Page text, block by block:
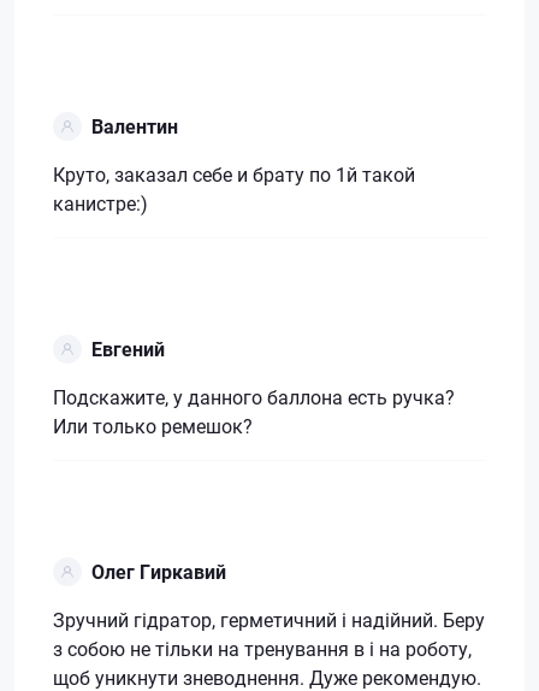
Валентин
Круто, заказал себе и брату по 1й такой
канистре:)
Евгений
Подскажите, у данного баллона есть ручка?
Или только ремешок?
Олег Гиркавий
Зручний гідратор, герметичний і надійний. Беру
з собою не тільки на тренування в і на роботу,
щоб уникнути зневоднення. Дуже рекомендую.